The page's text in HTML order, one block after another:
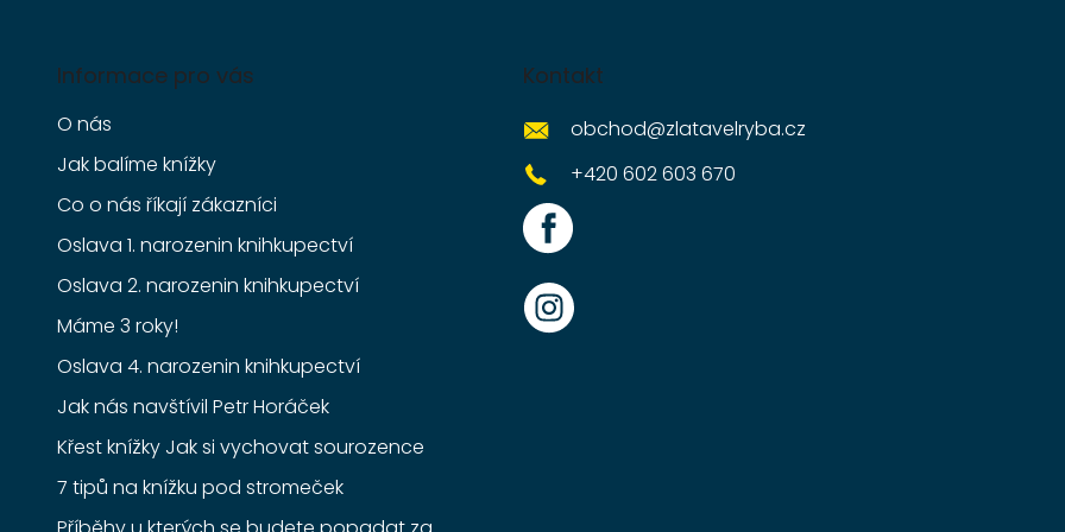
Informace pro vás
O nás
Jak balíme knížky
Co o nás říkají zákazníci
Oslava 1. narozenin knihkupectví
Oslava 2. narozenin knihkupectví
Máme 3 roky!
Oslava 4. narozenin knihkupectví
Jak nás navštívil Petr Horáček
Křest knížky Jak si vychovat sourozence
7 tipů na knížku pod stromeček
Kontakt
obchod@zlatavelryba.cz
+420 602 603 670